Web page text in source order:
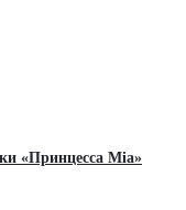
«Принцесса Mia»